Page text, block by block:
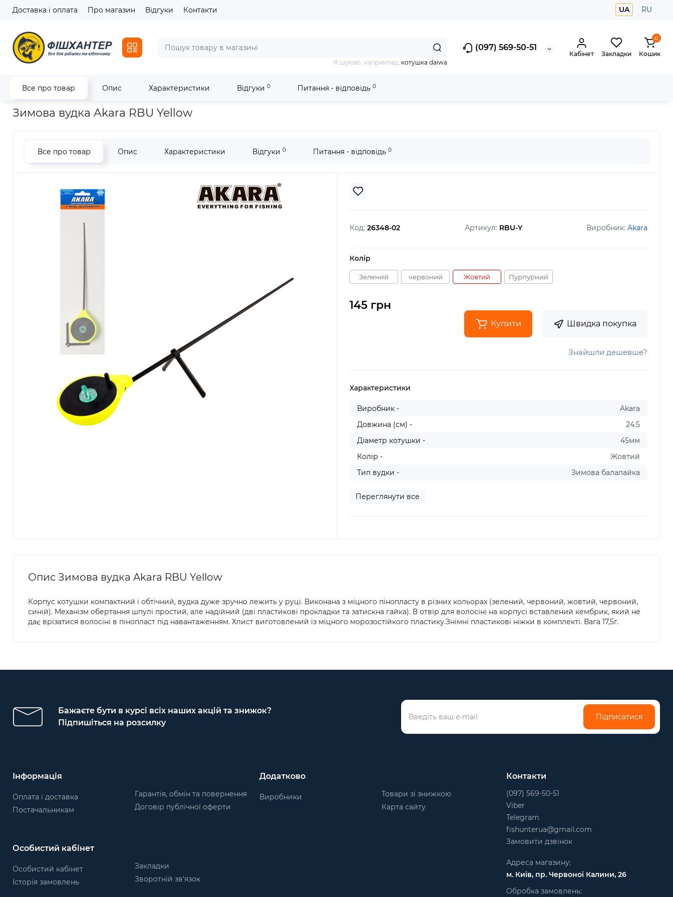
Доставка і оплата Про магазин Відгуки Контакти UA RU
(097) 569-50-51
Я шукаю, наприклад, котушка daiwa
Кабінет Закладки
0
Кошик
Все про товар Опис Характеристики Відгуки 0 Питання - відповідь 0
Головна Зимовий асортимент Зимові вудки Зимова вудка Akara RBU Yellow
Зимова вудка Akara RBU Yellow
Все про товар Опис Характеристики Відгуки 0 Питання - відповідь 0
Код: 26348-02 Артикул: RBU-Y Виробник: Akara
Колір
Зелений червоний Жовтий Пурпурний
145 грн
Купити Швидка покупка
Знайшли дешевше?
Характеристики
Виробник -
Akara
Довжина (см) -
24.5
Діаметр котушки -
45мм
Колір -
Жовтий
Тип вудки -
Зимова балалайка
Переглянути все
Опис Зимова вудка Akara RBU Yellow
Корпус котушки компактний і обтічний, вудка дуже зручно лежить у руці. Виконана з міцного пінопласту в різних кольорах (зелений, червоний, жовтий, червоний,
синій). Механізм обертання шпулі простий, але надійний (дві пластикові прокладки та затискна гайка). В отвір для волосіні на корпусі вставлений кембрик, який не
дає врізатися волосіні в пінопласт під навантаженням. Хлист виготовлений із міцного морозостійкого пластику.Знімні пластикові ніжки в комплекті. Вага 17,5г.
Бажаєте бути в курсі всіх наших акцій та знижок?
Підпишіться на розсилку
Підписатися
Інформація
Оплата і доставка
Постачальникам
Гарантія, обмін та повернення
Договір публічної оферти
Додатково
Виробники
Товари зі знижкою
Карта сайту
Особистий кабінет
Особистий кабінет
Історія замовлень
Закладки
Зворотній зв’язок
Контакти
(097) 569-50-51
Viber
Telegram
fishunterua@gmail.com
Замовити дзвінок
Адреса магазину:
м. Київ, пр. Червоної Калини, 26
Обробка замовлень: